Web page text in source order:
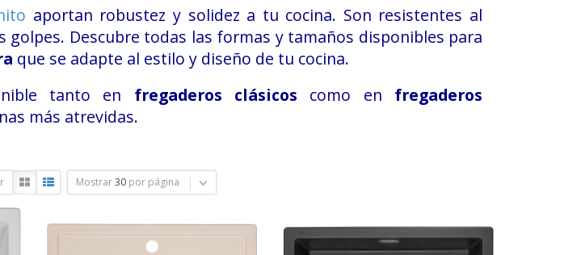
aportan robustez y solidez a tu cocina. Son resistentes al
golpes. Descubre todas las formas y tamaños disponibles para
que se adapte al estilo y diseño de tu cocina.
tanto en fregaderos clásicos como en fregaderos
más atrevidas.
Mostrar 30 por página